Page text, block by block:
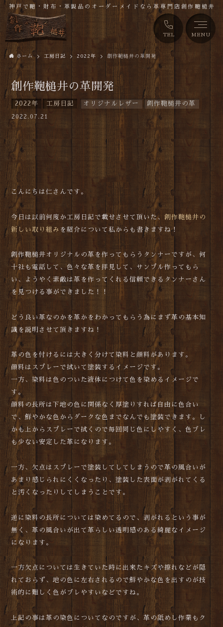
TEL MENU
神戸で鞄・財布・革製品のオーダーメイドなら革専門店創作鞄槌井
ホーム 工房日記 2022年 創作鞄槌井の革開発
創作鞄槌井の革開発
2022年 工房日記 オリジナルレザー 創作鞄槌井の革
2022.07.21
こんにちは仁さんです。
今日は以前何度か工房日記で載せさせて頂いた、創作鞄槌井の
新しい取り組み を紹介について私からも書きますね！
創作鞄槌井オリジナルの革を作ってもらうタンナーですが、何
十社も電話して、色々な革を拝見して、サンプル作ってもら
い、ようやく素敵は革を作ってくれる信頼できるタンナーさん
を見つける事ができました！！
どう良い革なのかを革かをわかってもらう為にまず革の基本知
識を説明させて頂きますね！
革の色を付けるには大きく分けて染料と顔料があります。
顔料はスプレーで拭いて塗装するイメージです。
一方、染料は色のついた液体につけて色を染めるイメージで
す。
顔料の長所は下地の色に関係なく厚塗りすれば自由に色合い
で、鮮やかな色からダークな色までなんでも塗装できます。し
かも上からスプレーで拭くので毎回同じ色にしやすく、色ブレ
も少ない安定した革になります。
一方、欠点はスプレーで塗装してしてしまうので革の風合いが
あまり感じられにくくなったり、塗装した表面が剥がれてくる
と汚くなったりしてしまうことです。
逆に染料の長所については染めてるので、剥がれるという事が
無く、革の風合いが出て革らしい透明感のある綺麗なイメージ
になります。
一方欠点については生きていた時に出来たキズや擦れなどが隠
れておらず、地の色に左右されるので鮮やかな色を出すのが技
術的に難しく色がブレやすいなどですね。
上記の事は革の染色についてなのですが、革の舐めし作業もク